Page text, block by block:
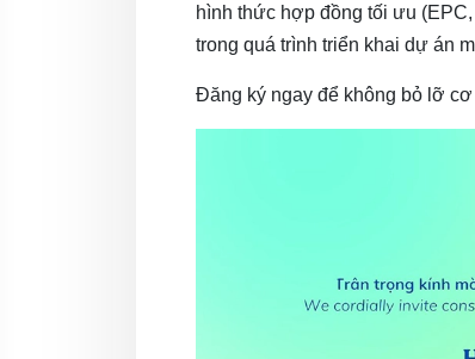
hình thức hợp đồng tối ưu
trong quá trình triển khai dự án
Đăng ký ngay để không bỏ lỡ cơ